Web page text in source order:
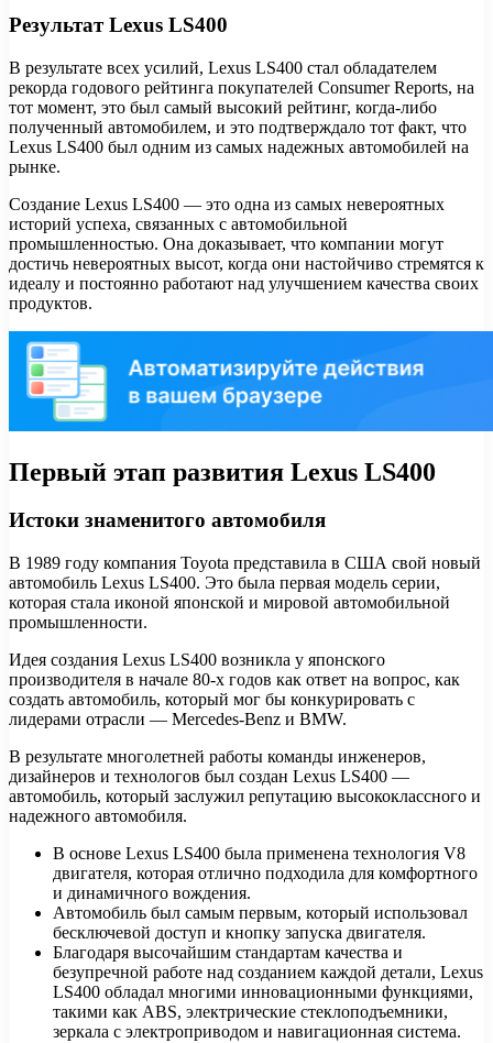
Результат Lexus LS400
В результате всех усилий, Lexus LS400 стал обладателем
рекорда годового рейтинга покупателей Consumer Reports, на
тот момент, это был самый высокий рейтинг, когда-либо
полученный автомобилем, и это подтверждало тот факт, что
Lexus LS400 был одним из самых надежных автомобилей на
рынке.
Создание Lexus LS400 — это одна из самых невероятных
историй успеха, связанных с автомобильной
промышленностью. Она доказывает, что компании могут
достичь невероятных высот, когда они настойчиво стремятся к
идеалу и постоянно работают над улучшением качества своих
продуктов.
Первый этап развития Lexus LS400
Истоки знаменитого автомобиля
В 1989 году компания Toyota представила в США свой новый
автомобиль Lexus LS400. Это была первая модель серии,
которая стала иконой японской и мировой автомобильной
промышленности.
Идея создания Lexus LS400 возникла у японского
производителя в начале 80-х годов как ответ на вопрос, как
создать автомобиль, который мог бы конкурировать с
лидерами отрасли — Mercedes-Benz и BMW.
В результате многолетней работы команды инженеров,
дизайнеров и технологов был создан Lexus LS400 —
автомобиль, который заслужил репутацию высококлассного и
надежного автомобиля.
В основе Lexus LS400 была применена технология V8
двигателя, которая отлично подходила для комфортного
и динамичного вождения.
Автомобиль был самым первым, который использовал
бесключевой доступ и кнопку запуска двигателя.
Благодаря высочайшим стандартам качества и
безупречной работе над созданием каждой детали, Lexus
LS400 обладал многими инновационными функциями,
такими как ABS, электрические стеклоподъемники,
зеркала с электроприводом и навигационная система.